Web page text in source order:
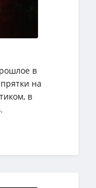
в
на
в